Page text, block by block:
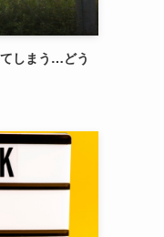
しまう…どう